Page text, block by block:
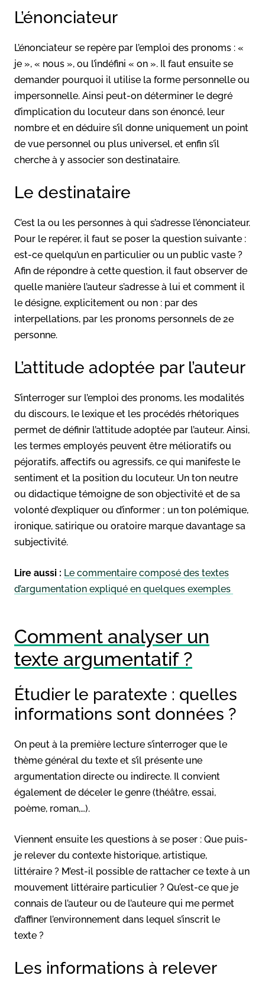
L’énonciateur
L’énonciateur se repère par l’emploi des pronoms : «
je », « nous », ou l’indéfini « on ». Il faut ensuite se
demander pourquoi il utilise la forme personnelle ou
impersonnelle. Ainsi peut-on déterminer le degré
d’implication du locuteur dans son énoncé, leur
nombre et en déduire s’il donne uniquement un point
de vue personnel ou plus universel, et enfin s’il
cherche à y associer son destinataire.
Le destinataire
C’est la ou les personnes à qui s’adresse l’énonciateur.
Pour le repérer, il faut se poser la question suivante :
est-ce quelqu’un en particulier ou un public vaste ?
Afin de répondre à cette question, il faut observer de
quelle manière l’auteur s’adresse à lui et comment il
le désigne, explicitement ou non : par des
interpellations, par les pronoms personnels de 2e
personne.
L’attitude adoptée par l’auteur
S’interroger sur l’emploi des pronoms, les modalités
du discours, le lexique et les procédés rhétoriques
permet de définir l’attitude adoptée par l’auteur. Ainsi,
les termes employés peuvent être mélioratifs ou
péjoratifs, affectifs ou agressifs, ce qui manifeste le
sentiment et la position du locuteur. Un ton neutre
ou didactique témoigne de son objectivité et de sa
volonté d’expliquer ou d’informer ; un ton polémique,
ironique, satirique ou oratoire marque davantage sa
subjectivité.
Lire aussi : Le commentaire composé des textes
d’argumentation expliqué en quelques exemples
Comment analyser un
texte argumentatif ?
Étudier le paratexte : quelles
informations sont données ?
On peut à la première lecture s’interroger que le
thème général du texte et s’il présente une
argumentation directe ou indirecte. Il convient
également de déceler le genre (théâtre, essai,
poème, roman,…).
Viennent ensuite les questions à se poser : Que puis-
je relever du contexte historique, artistique,
littéraire ? M’est-il possible de rattacher ce texte à un
mouvement littéraire particulier ? Qu’est-ce que je
connais de l’auteur ou de l’auteure qui me permet
d’affiner l’environnement dans lequel s’inscrit le
texte ?
Les informations à relever